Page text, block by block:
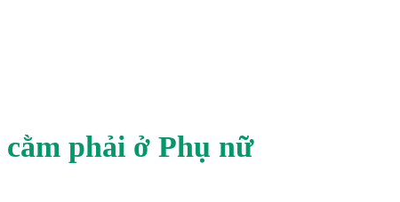
cằm phải ở Phụ nữ